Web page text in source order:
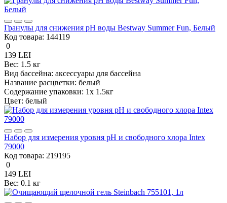
Гранулы для снижения pH воды Bestway Summer Fun, Белый
Код товара: 144119
0
139 LEI
Вес: 1.5 кг
Вид бассейна: аксессуары для бассейна
Название расцветки: белый
Содержание упаковки: 1x 1.5кг
Цвет: белый
Набор для измерения уровня pH и свободного хлора Intex
79000
Код товара: 219195
0
149 LEI
Вес: 0.1 кг